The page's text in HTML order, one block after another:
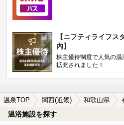
【ニフティライフス
内】
株主優待制度で人気の
拡充されました！
温泉TOP 関西(近畿) 和歌山県
温浴施設を探す